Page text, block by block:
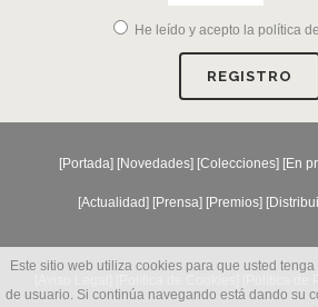
He leído y acepto la política
[Portada] [Novedades] [Colecciones] [En
[Actualidad] [Prensa] [Premios] [
Este sitio web utiliza cookies para que usted
de usuario. Si continúa navegando está dando su